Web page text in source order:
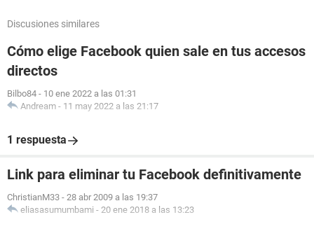
Discusiones similares
Cómo elige Facebook quien sale en tus accesos
directos
Bilbo84 - 10 ene 2022 a las 01:31
Andream - 11 may 2022 a las 21:17
1 respuesta
Link para eliminar tu Facebook definitivamente
ChristianM33 - 28 abr 2009 a las 19:37
eliasasumumbami - 20 ene 2018 a las 13:23